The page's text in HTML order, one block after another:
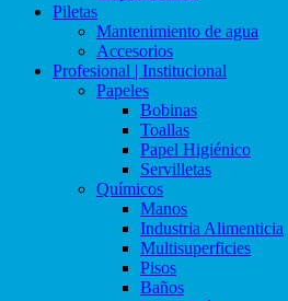
Piletas
Mantenimiento de agua
Accesorios
Profesional | Institucional
Papeles
Bobinas
Toallas
Papel Higiénico
Servilletas
Químicos
Manos
Industria Alimenticia
Multisuperficies
Pisos
Baños